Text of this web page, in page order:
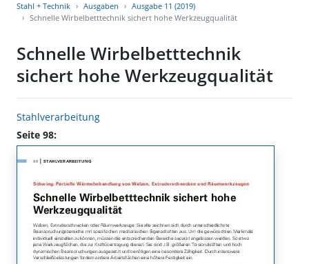
Stahl + Technik Ausgaben
Ausgabe 11 (2019)
Schnelle Wirbelbetttechnik sichert hohe Werkzeugqualität
Schnelle Wirbelbetttechnik
sichert hohe Werkzeugqualität
Stahlverarbeitung
Seite 98: